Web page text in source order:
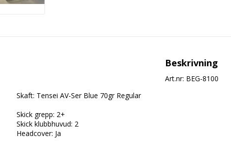
Beskrivning
Art.nr: BEG-8100
Skaft: Tensei AV-Ser Blue 70gr Regular
Skick grepp: 2+
Skick klubbhuvud: 2